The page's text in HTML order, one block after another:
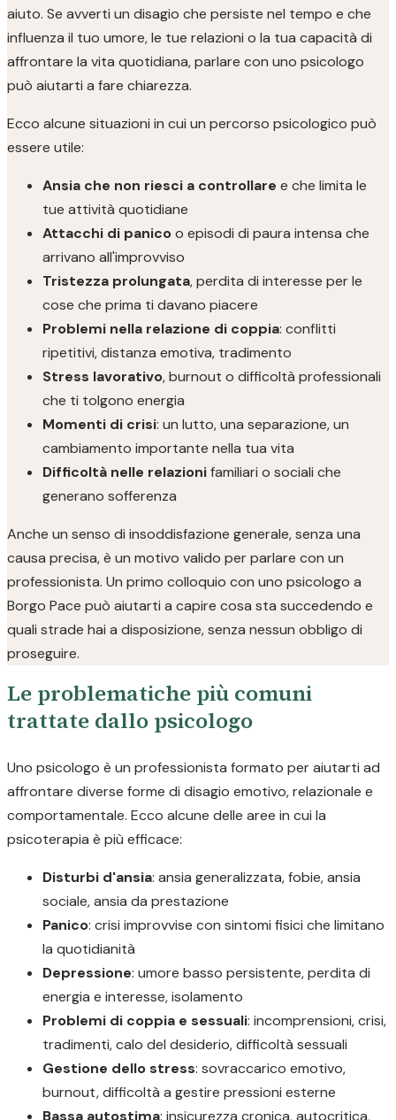
aiuto. Se avverti un disagio che persiste nel tempo e che
influenza il tuo umore, le tue relazioni o la tua capacità di
affrontare la vita quotidiana, parlare con uno psicologo
può aiutarti a fare chiarezza.
Ecco alcune situazioni in cui un percorso psicologico può
essere utile:
Ansia che non riesci a controllare e che limita le
tue attività quotidiane
Attacchi di panicoo episodi di paura intensa che
arrivano all'improvviso
Tristezza prolungata, perdita di interesse per le
cose che prima ti davano piacere
Problemi nella relazione di coppia: conflitti
ripetitivi, distanza emotiva, tradimento
Stress lavorativo, burnout o difficoltà professionali
che ti tolgono energia
Momenti di crisi: un lutto, una separazione, un
cambiamento importante nella tua vita
Difficoltà nelle relazionifamiliari o sociali che
generano sofferenza
Anche un senso di insoddisfazione generale, senza una
causa precisa, è un motivo valido per parlare con un
professionista. Un primo colloquio con uno psicologo a
Borgo Pace può aiutarti a capire cosa sta succedendo e
quali strade hai a disposizione, senza nessun obbligo di
proseguire.
Le problematiche più comuni
trattate dallo psicologo
Uno psicologo è un professionista formato per aiutarti ad
affrontare diverse forme di disagio emotivo, relazionale e
comportamentale. Ecco alcune delle aree in cui la
psicoterapia è più efficace:
Disturbi d'ansia: ansia generalizzata, fobie, ansia
sociale, ansia da prestazione
Panico: crisi improvvise con sintomi fisici che limitano
la quotidianità
Depressione: umore basso persistente, perdita di
energia e interesse, isolamento
Problemi di coppia e sessuali: incomprensioni, crisi,
tradimenti, calo del desiderio, difficoltà sessuali
Gestione dello stress: sovraccarico emotivo,
burnout, difficoltà a gestire pressioni esterne
Bassa autostima: insicurezza cronica, autocritica,